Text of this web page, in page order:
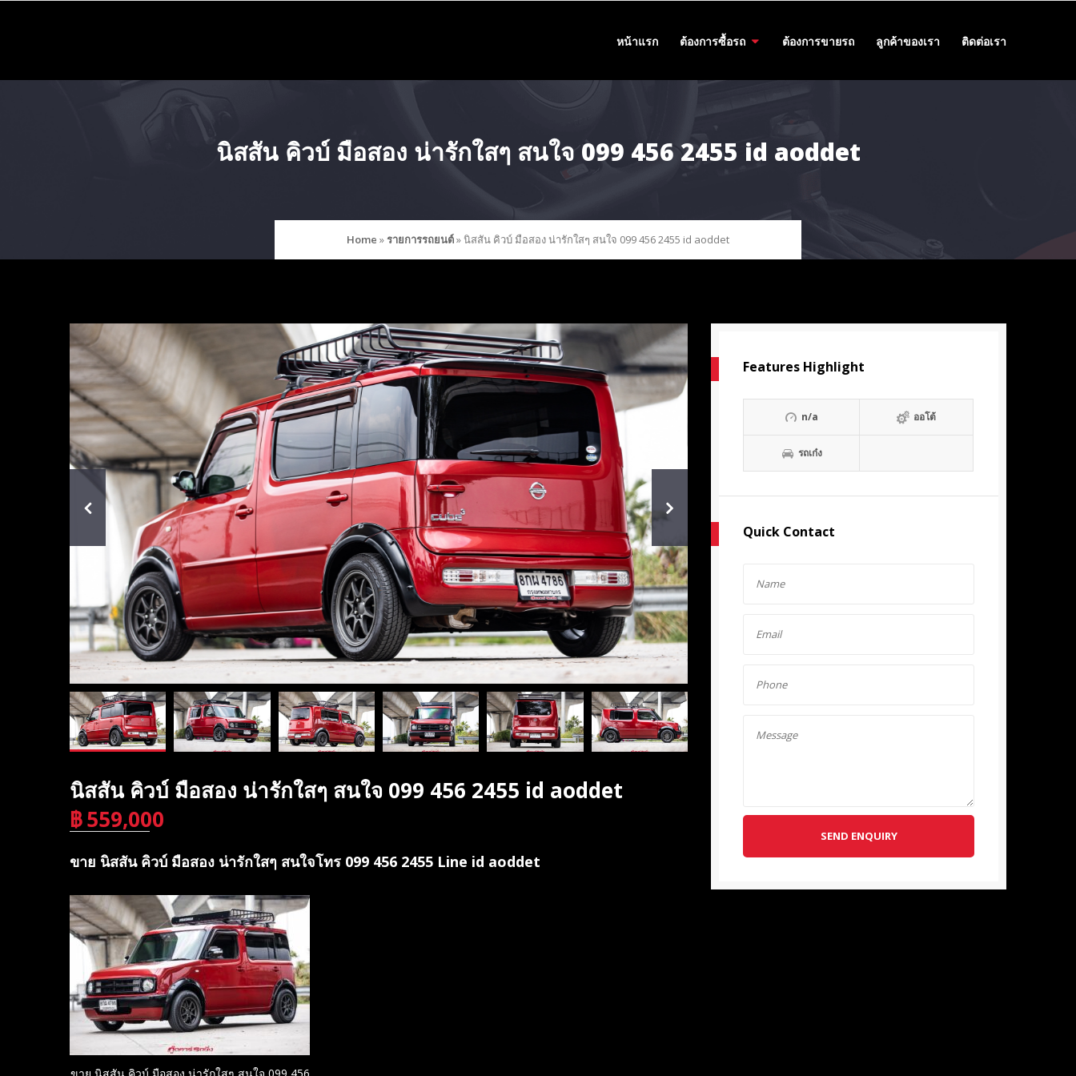
หน้าแรก ต้องการซื้อรถ ต้องการขายรถ ลูกค้าของเรา ติดต่อเรา
นิสสัน คิวบ์ มือสอง น่ารักใสๆ สนใจ 099 456 2455 id aoddet
Home »รายการรถยนต์»นิสสัน คิวบ์ มือสอง น่ารักใสๆ สนใจ 099 456 2455 id aoddet
นิสสัน คิวบ์ มือสอง น่ารักใสๆ สนใจ 099 456 2455 id aoddet
฿559,000
ขาย นิสสัน คิวบ์ มือสอง น่ารักใสๆ สนใจโทร 099 456 2455 Line id aoddet
Features Highlight
n/a ออโต้
รถเก๋ง
Quick Contact
SEND ENQUIRY